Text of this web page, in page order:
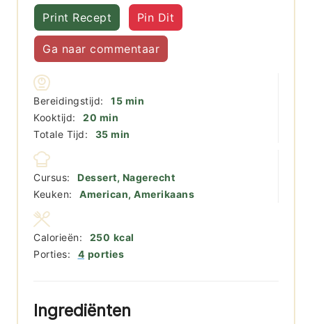
Print Recept Pin Dit
Ga naar commentaar
Bereidingstijd: 15minuten
min
Kooktijd:
20 minuten
min
Totale Tijd:
35minuten
min
Cursus:
Dessert, Nagerecht
Keuken:
American, Amerikaans
Porties: 4 porties
Calorieën: 250 kcal
Ingrediënten